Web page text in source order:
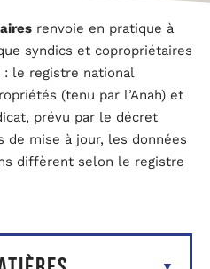
renvoie en pratique à
syndics et copropriétaires
le registre national
(tenu par l’Anah) et
prévu par le décret
de mise à jour, les données
diffèrent selon le registre